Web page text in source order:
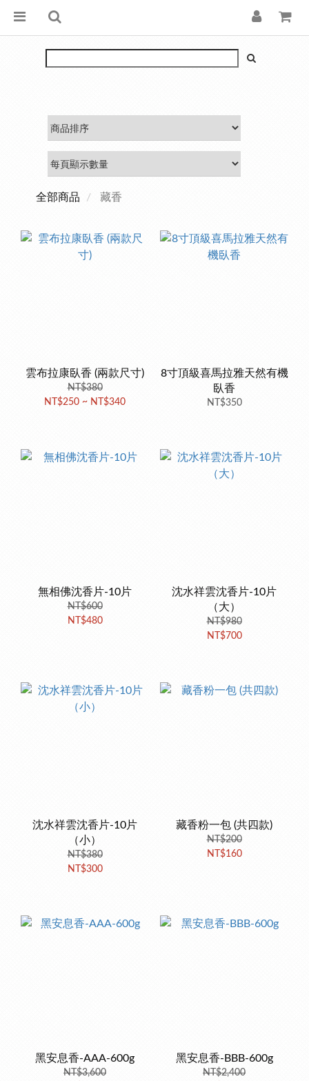
全部商品 藏香
雲布拉康臥香 (兩款尺寸)
NT$380
NT$250 ~ NT$340
8寸頂級喜馬拉雅天然有機
臥香
NT$350
無相佛沈香片-10片
NT$600
NT$480
沈水祥雲沈香片-10片
（大）
NT$980
NT$700
沈水祥雲沈香片-10片
（小）
NT$380
NT$300
藏香粉一包 (共四款)
NT$200
NT$160
黑安息香-AAA-600g
NT$3,600
黑安息香-BBB-600g
NT$2,400